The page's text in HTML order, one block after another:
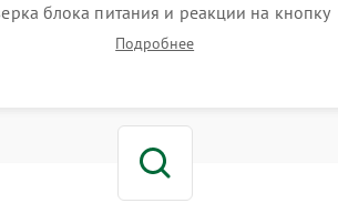
блока питания и реакции на кнопку
Оценка изображения, звука и
Подробнее